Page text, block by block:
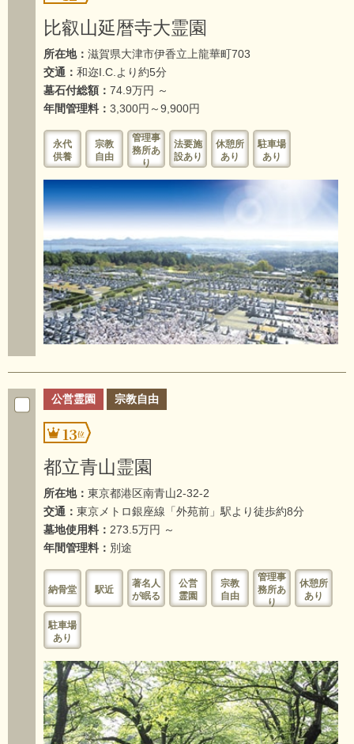
比叡山延暦寺大霊園
所在地： 滋賀県大津市伊香立上龍華町703
交通： 和迩I.C.より約5分
墓石付総額： 74.9万円 ～
年間管理料： 3,300円～9,900円
永代
供養
宗教
自由
管理事
務所あ
り
法要施
設あり
休憩所
あり
駐車場
あり
公営霊園 宗教自由
13
都立青山霊園
所在地： 東京都港区南青山2-32-2
交通： 東京メトロ銀座線「外苑前」駅より徒歩約8分
墓地使用料： 273.5万円 ～
年間管理料： 別途
納骨堂 駅近
著名人
が眠る
公営
霊園
宗教
自由
管理事
務所あ
り
休憩所
あり
駐車場
あり